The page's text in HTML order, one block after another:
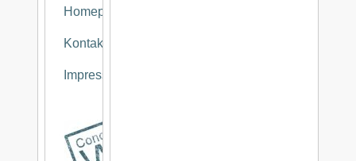
Homepage
Kontakt
Impressum